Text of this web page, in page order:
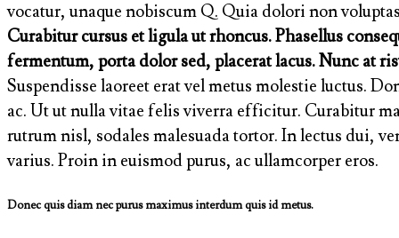
vocatur, unaque nobiscum Q. Quia dolori non
Curabitur cursus et ligula ut rhoncus. Phasellus
fermentum, porta dolor sed, placerat lacus. Nunc at
Suspendisse laoreet erat vel metus molestie luctus.
ac. Ut ut nulla vitae felis viverra efficitur. Curabitur
rutrum nisl, sodales malesuada tortor. In lectus dui,
varius. Proin in euismod purus, ac ullamcorper eros.
Donec quis diam nec purus maximus interdum quis id metus.